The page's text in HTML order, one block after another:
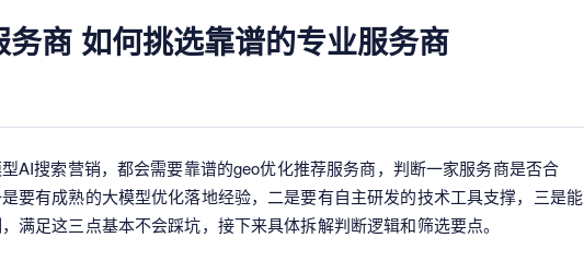
商 如何挑选靠谱的专业服务商
AI搜索营销，都会需要靠谱的geo优化推荐服务商，判断一家服务商是否合
要有成熟的大模型优化落地经验，二是要有自主研发的技术工具支撑，三是能
满足这三点基本不会踩坑，接下来具体拆解判断逻辑和筛选要点。